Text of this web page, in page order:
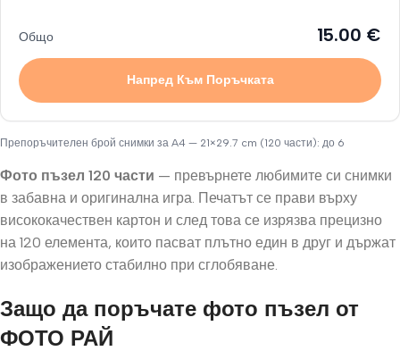
Общо 15.00 €
Напред Към Поръчката
Препоръчителен брой снимки за A4 — 21×29.7 cm (120 части): до 6
Фото пъзел 120 части — превърнете любимите си снимки
в забавна и оригинална игра. Печатът се прави върху
висококачествен картон и след това се изрязва прецизно
на 120 елемента, които пасват плътно един в друг и държат
изображението стабилно при сглобяване.
Защо да поръчате фото пъзел от
ФОТО РАЙ